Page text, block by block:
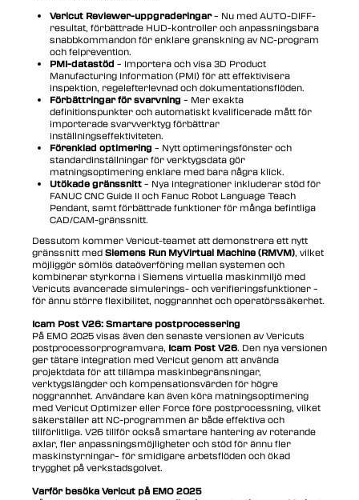
Vericut Reviewer-uppgraderingar– Nu med AUTO-DIFF-
resultat, förbättrade HUD-kontroller och anpassningsbara
snabbkommandon för enklare granskning av NC-program
och felprevention.
PMI-datastöd – Importera och visa 3D Product
Manufacturing Information (PMI) för att effektivisera
inspektion, regelefterlevnad och dokumentationsflöden.
Förbättringar för svarvning – Mer exakta
definitionspunkter och automatiskt kvalificerade mått för
importerade svarvverktyg förbättrar
inställningseffektiviteten.
Förenklad optimering – Nytt optimeringsfönster och
standardinställningar för verktygsdata gör
matningsoptimering enklare med bara några klick.
Utökade gränssnitt– Nya integrationer inkluderar stöd för
FANUC CNC Guide II och Fanuc Robot Language Teach
Pendant, samt förbättrade funktioner för många befintliga
CAD/CAM-gränssnitt.
Dessutom kommer Vericut-teamet att demonstrera ett nytt
gränssnitt medSiemens Run MyVirtual Machine (RMVM), vilket
möjliggör sömlös dataöverföring mellan systemen och
kombinerar styrkorna i Siemens virtuella maskinmiljö med
Vericuts avancerade simulerings- och verifieringsfunktioner –
för ännu större flexibilitet, noggrannhet och operatörssäkerhet.
Icam Post V26: Smartare postprocessering
På EMO 2025 visas även den senaste versionen av Vericuts
postprocessorprogramvara, Icam Post V26. Den nya versionen
ger tätare integration med Vericut genom att använda
projektdata för att tillämpa maskinbegränsningar,
verktygslängder och kompensationsvärden för högre
noggrannhet. Användare kan även köra matningsoptimering
med Vericut Optimizer eller Force före postprocessning, vilket
säkerställer att NC-programmen är både effektiva och
tillförlitliga. V26 tillför också smartare hantering av roterande
axlar, fler anpassningsmöjligheter och stöd för ännu fler
maskinstyrningar– för smidigare arbetsflöden och ökad
trygghet på verkstadsgolvet.
Varför besöka Vericut på EMO 2025